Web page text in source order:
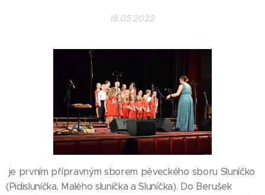
18.05.2022
je prvním přípravným sborem pěveckého sboru Sluníčko
(Pidisluníčka, Malého sluníčka a Sluníčka). Do Berušek